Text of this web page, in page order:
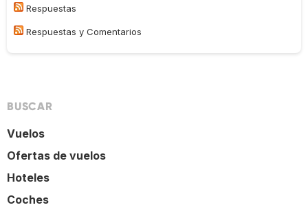
Respuestas
Respuestas y Comentarios
BUSCAR
Vuelos
Ofertas de vuelos
Hoteles
Coches